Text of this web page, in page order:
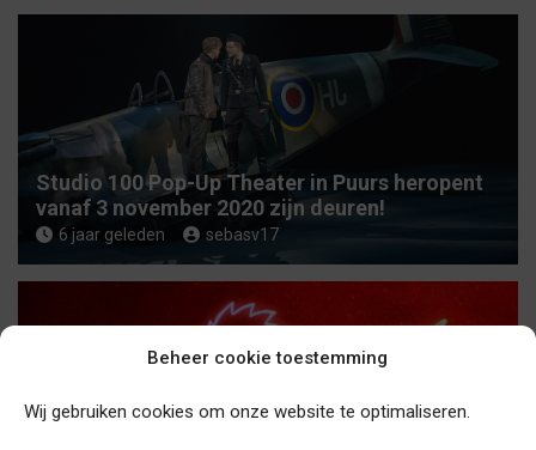
Beheer cookie toestemming
Wij gebruiken cookies om onze website te optimaliseren.
Studio 100 Pop-Up Theater in Puurs heropent
vanaf 3 november 2020 zijn deuren!
6 jaar geleden sebasv17